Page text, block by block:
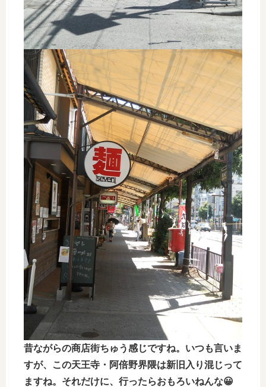
昔ながらの商店街ちゅう感じですね。いつも言いま
すが、この天王寺・阿倍野界隈は新旧入り混じって
ますね。それだけに、行ったらおもろいねんな😀